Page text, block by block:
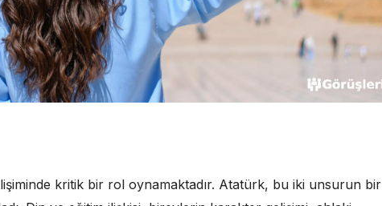
kritik bir rol oynamaktadır. Atatürk, bu iki unsurun bir